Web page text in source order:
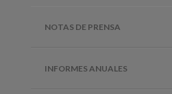
NOTAS DE PRENSA
INFORMES ANUALES